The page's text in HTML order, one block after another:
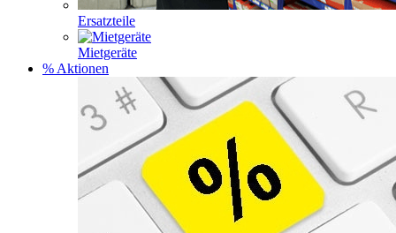
Ersatzteile
Mietgeräte
% Aktionen